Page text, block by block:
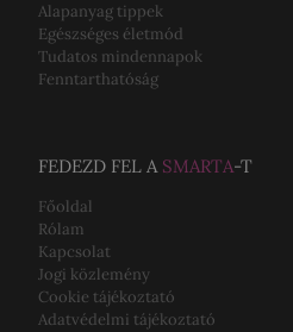
Alapanyag tippek
Egészséges életmód
Tudatos mindennapok
Fenntarthatóság
FEDEZD FEL A SMARTA-T
Főoldal
Rólam
Kapcsolat
Jogi közlemény
Cookie tájékoztató
Adatvédelmi tájékoztató